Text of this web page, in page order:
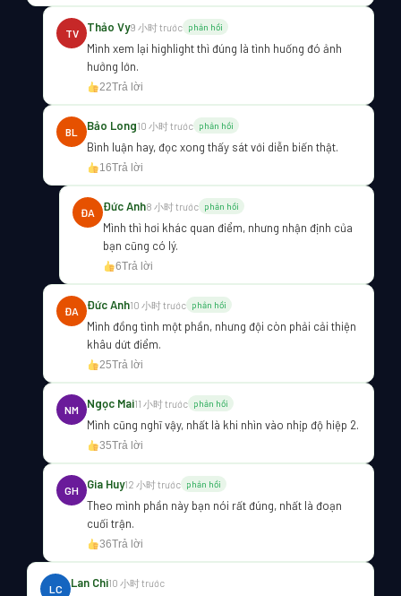
TV Thảo Vy9 小时 trước phản hồi
Mình xem lại highlight thì đúng là tình huống đó ảnh
hưởng lớn.
22Trả lời
BL Bảo Long10 小时 trước phản hồi
Bình luận hay, đọc xong thấy sát với diễn biến thật.
16Trả lời
ĐA Đức Anh8 小时 trước phản hồi
Mình thì hơi khác quan điểm, nhưng nhận định của
bạn cũng có lý.
6Trả lời
ĐA Đức Anh10 小时 trước phản hồi
Mình đồng tình một phần, nhưng đội còn phải cải thiện
khâu dứt điểm.
25Trả lời
NM Ngọc Mai11 小时 trước phản hồi
Mình cũng nghĩ vậy, nhất là khi nhìn vào nhịp độ hiệp 2.
35Trả lời
GH Gia Huy12 小时 trước phản hồi
Theo mình phần này bạn nói rất đúng, nhất là đoạn
cuối trận.
36Trả lời
LC Lan Chi10 小时 trước